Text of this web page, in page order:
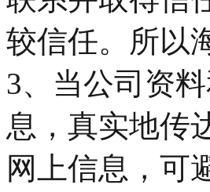
较信任。所以
3、当公司资
息，真实地传
网上信息，可